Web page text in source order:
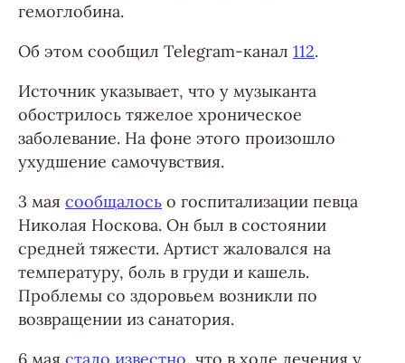
гемоглобина.
Об этом сообщил Telegram-канал 112.
Источник указывает, что у музыканта
обострилось тяжелое хроническое
заболевание. На фоне этого произошло
ухудшение самочувствия.
3 мая сообщалось о госпитализации певца
Николая Носкова. Он был в состоянии
средней тяжести. Артист жаловался на
температуру, боль в груди и кашель.
Проблемы со здоровьем возникли по
возвращении из санатория.